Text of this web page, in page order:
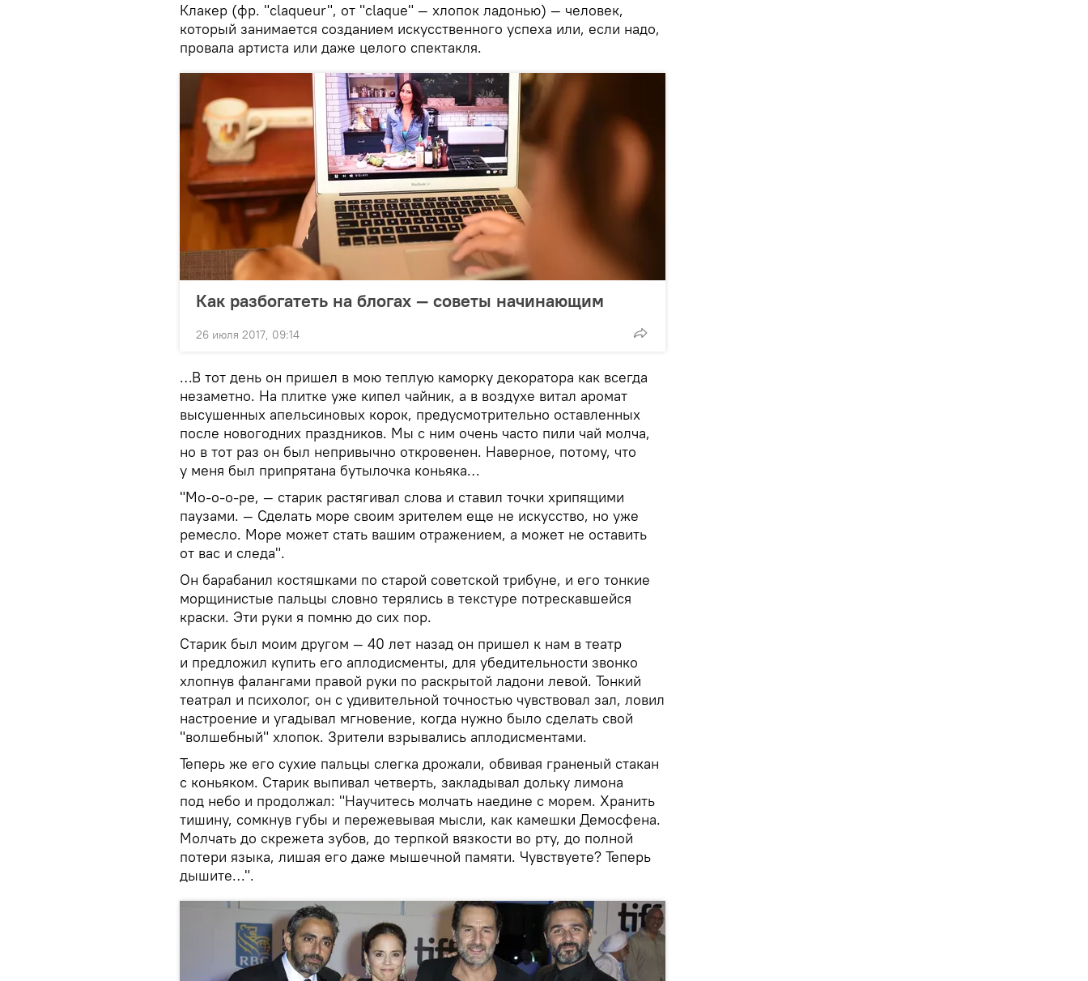
Клакер (фр. "claqueur", от "claque" — хлопок ладонью) — человек,
который занимается созданием искусственного успеха или, если надо,
провала артиста или даже целого спектакля.
Как разбогатеть на блогах — советы начинающим
26 июля 2017, 09:14
…В тот день он пришел в мою теплую каморку декоратора как всегда
незаметно. На плитке уже кипел чайник, а в воздухе витал аромат
высушенных апельсиновых корок, предусмотрительно оставленных
после новогодних праздников. Мы с ним очень часто пили чай молча,
но в тот раз он был непривычно откровенен. Наверное, потому, что
у меня был припрятана бутылочка коньяка…
"Мо-о-о-ре, — старик растягивал слова и ставил точки хрипящими
паузами. — Сделать море своим зрителем еще не искусство, но уже
ремесло. Море может стать вашим отражением, а может не оставить
от вас и следа".
Он барабанил костяшками по старой советской трибуне, и его тонкие
морщинистые пальцы словно терялись в текстуре потрескавшейся
краски. Эти руки я помню до сих пор.
Старик был моим другом — 40 лет назад он пришел к нам в театр
и предложил купить его аплодисменты, для убедительности звонко
хлопнув фалангами правой руки по раскрытой ладони левой. Тонкий
театрал и психолог, он с удивительной точностью чувствовал зал, ловил
настроение и угадывал мгновение, когда нужно было сделать свой
"волшебный" хлопок. Зрители взрывались аплодисментами.
Теперь же его сухие пальцы слегка дрожали, обвивая граненый стакан
с коньяком. Старик выпивал четверть, закладывал дольку лимона
под небо и продолжал: "Научитесь молчать наедине с морем. Хранить
тишину, сомкнув губы и пережевывая мысли, как камешки Демосфена.
Молчать до скрежета зубов, до терпкой вязкости во рту, до полной
потери языка, лишая его даже мышечной памяти. Чувствуете? Теперь
дышите…".